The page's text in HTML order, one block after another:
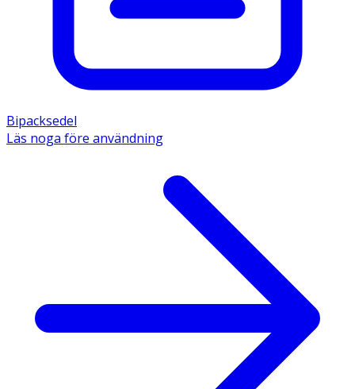
Bipacksedel
Läs noga före användning